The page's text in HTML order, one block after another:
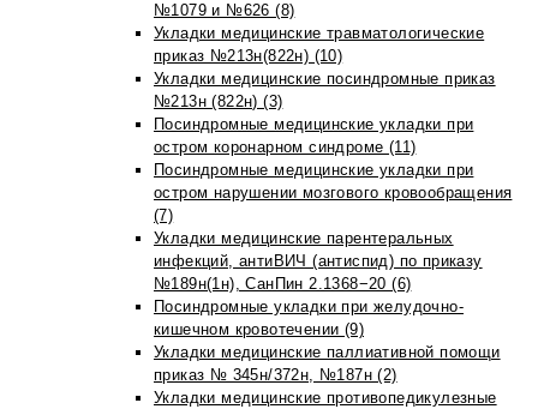
№1079 и №626 (8)
Укладки медицинские травматологические
приказ №213н(822н) (10)
Укладки медицинские посиндромные приказ
№213н (822н) (3)
Посиндромные медицинские укладки при
остром коронарном синдроме (11)
Посиндромные медицинские укладки при
остром нарушении мозгового кровообращения
(7)
Укладки медицинские парентеральных
инфекций, антиВИЧ (антиспид) по приказу
№189н(1н), СанПин 2.1368−20 (6)
Посиндромные укладки при желудочно-
кишечном кровотечении (9)
Укладки медицинские паллиативной помощи
приказ № 345н/372н, №187н (2)
Укладки медицинские противопедикулезные